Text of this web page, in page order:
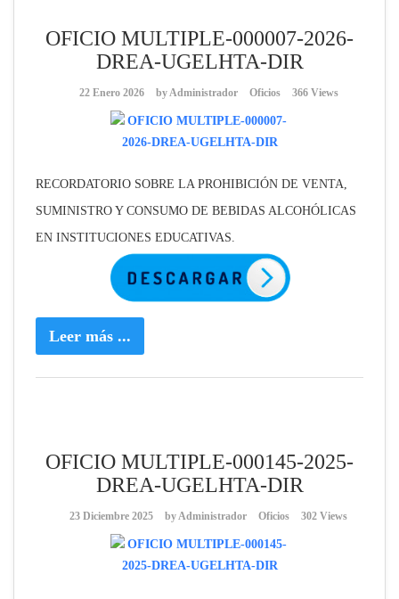
OFICIO MULTIPLE-000007-2026-
DREA-UGELHTA-DIR
22 Enero 2026 by Administrador Oficios 366 Views
RECORDATORIO SOBRE LA PROHIBICIÓN DE VENTA,
SUMINISTRO Y CONSUMO DE BEBIDAS ALCOHÓLICAS
EN INSTITUCIONES EDUCATIVAS.
Leer más ...
OFICIO MULTIPLE-000145-2025-
DREA-UGELHTA-DIR
23 Diciembre 2025 by Administrador Oficios 302 Views